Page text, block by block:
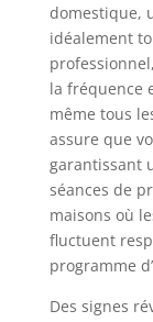
domestique,
idéalement
la fréquence
même tous
assure que
garantissant
séances de
maisons où
fluctuent
programme
Des signes